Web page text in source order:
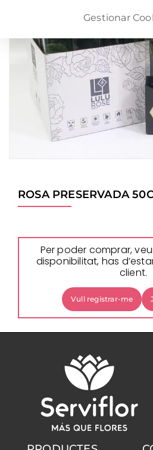
ROSA PRESERVADA
Per poder comprar,
disponibilitat, has
client.
Vull registrar-me
Gestionar